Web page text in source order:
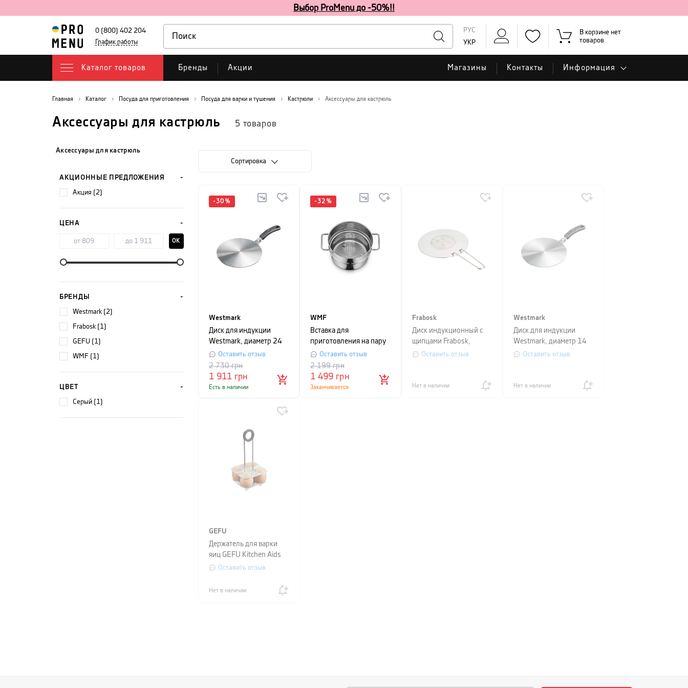
Выбор ProMenu до -50%!!
0 (800) 402 204
График работы
РУС
УКР
В корзине нет
товаров
Каталог товаров Бренды Акции Магазины Контакты Информация
Главная Каталог Посуда для приготовления Посуда для варки и тушения Кастрюли Аксессуары для кастрюль
Аксессуары для кастрюль 5 товаров
Аксессуары для кастрюль
АКЦИОННЫЕ ПРЕДЛОЖЕНИЯ
акция (2)
ЦЕНА
OK
БРЕНДЫ
Westmark (2)
Frabosk (1)
GEFU (1)
WMF (1)
ЦВЕТ
серый (1)
Cортировка
-30 %
Westmark
Диск для индукции
Westmark, диаметр 24
см, серебристый
Оставить отзыв
1 911 грн
2 730грн
Есть в наличии
-32 %
WMF
Вставка для
приготовления на пару
WMF, диаметр 20 см,
серебристый
Оставить отзыв
1 499 грн
2 199грн
Заканчивается
Frabosk
Диск индукционный с
щипцами Frabosk,
диаметр 22 см,
Оставить отзыв
Нет в наличии
Westmark
Диск для индукции
Westmark, диаметр 14
см, серебристый
Оставить отзыв
Нет в наличии
GEFU
Держатель для варки
яиц GEFU Kitchen Aids
(на 4 яйца),
Оставить отзыв
Нет в наличии